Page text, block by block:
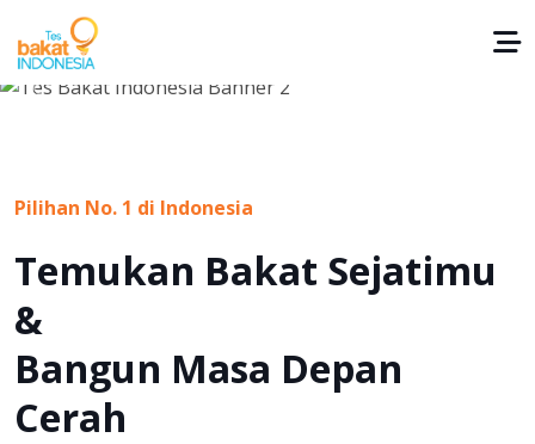
Previous
Pilihan No. 1 di Indonesia
Temukan Bakat Sejatimu
&
Bangun Masa Depan
Cerah